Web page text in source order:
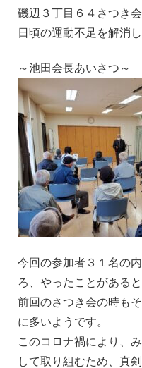
磯辺３丁目６４さつき
日頃の運動不足を解消
～池田会長あいさつ～
今回の参加者３１名の
ろ、やったことがある
前回のさつき会の時も
に多いようです。
このコロナ禍により、
して取り組むため、真